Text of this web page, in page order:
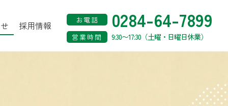
採用情報 お電話 0284-64-7899
営業時間 9:30〜17:30（土曜・日曜日休業）